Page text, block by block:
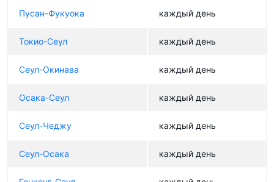
Пусан-Фукуока каждый день
Токио-Сеул каждый день
Сеул-Окинава каждый день
Осака-Сеул каждый день
Сеул-Чеджу каждый день
Сеул-Осака каждый день